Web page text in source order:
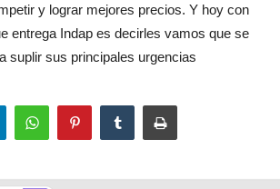
y lograr mejores precios. Y hoy con
entrega Indap es decirles vamos que se
suplir sus principales urgencias